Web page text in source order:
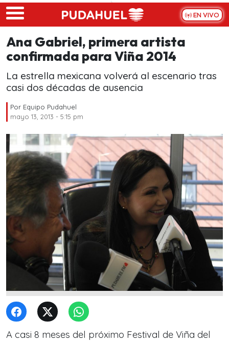
Skip to main content
EN VIVO
Ana Gabriel, primera artista
confirmada para Viña 2014
La estrella mexicana volverá al escenario tras
casi dos décadas de ausencia
Por Equipo Pudahuel
mayo 13, 2013 - 5:15 pm
A casi 8 meses del próximo Festival de Viña del